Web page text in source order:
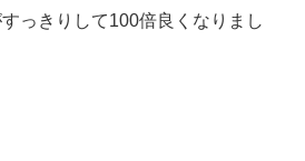
っきりして100倍良くなりまし